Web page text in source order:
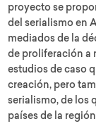
proyecto se
del serialismo en
mediados de la
de proliferación a
estudios de caso
creación, pero
serialismo, de los
países de la